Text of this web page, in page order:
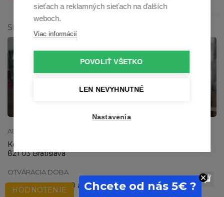
sieťach a reklamných sieťach na ďalších
weboch.
Viac informácií
POVOLIŤ VŠETKO
LEN NEVYHNUTNÉ
Nastavenia
SHOWROOM V BRATISLAVE
ADRESA SHOWROOMU
Kostlivého 19
821 03 Bratislava
OTVÁRACIA DOBA
Po - Pia: 9:00-12:00 a 13:00 - 16:30
HODNOTENIE Chcete od nás 5€ ?